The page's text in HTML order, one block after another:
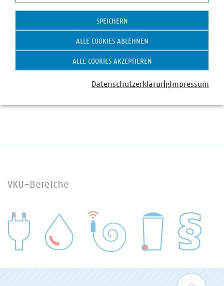
Kampagne wurde 2017 konzipiert, um die Störstoffe –
allen voran Plastik – im Biokompost zu reduzieren. Mehr
als 60 kommunale Abfallwirtschaftsbetriebe aus zwölf
Bundesländern nehmen an der Kampagne inzwischen
mit großem Erfolg teil.
VKU-Bereiche
WASSER/ABWASSER
Zum
Statistik
SPEICHERN
ALLE COOKIES ABLEHNEN
ALLE COOKIES AKZEPTIEREN
DatenschutzerklärungImpressum